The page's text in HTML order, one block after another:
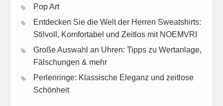
Pop Art
Entdecken Sie die Welt der Herren Sweatshirts:
Stilvoll, Komfortabel und Zeitlos mit NOEMVRI
Große Auswahl an Uhren: Tipps zu Wertanlage,
Fälschungen & mehr
Perlenringe: Klassische Eleganz und zeitlose
Schönheit